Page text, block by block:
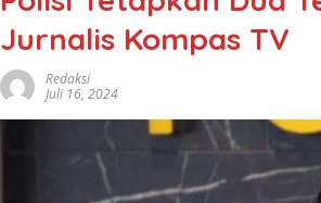
Jurnalis Kompas TV
Redaksi
Juli 16, 2024